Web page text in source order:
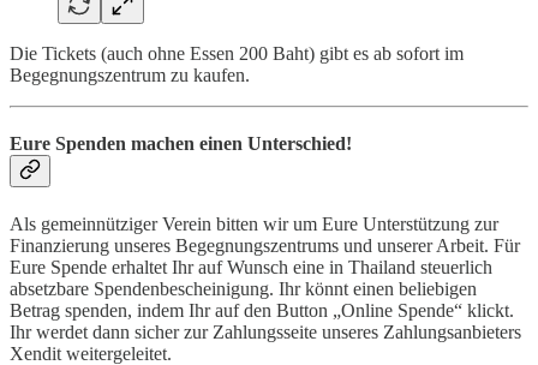
Die Tickets (auch ohne Essen 200 Baht) gibt es ab sofort im
Begegnungszentrum zu kaufen.
Eure Spenden machen einen Unterschied!
Als gemeinnütziger Verein bitten wir um Eure Unterstützung zur
Finanzierung unseres Begegnungszentrums und unserer Arbeit. Für
Eure Spende erhaltet Ihr auf Wunsch eine in Thailand steuerlich
absetzbare Spendenbescheinigung. Ihr könnt einen beliebigen
Betrag spenden, indem Ihr auf den Button „Online Spende“ klickt.
Ihr werdet dann sicher zur Zahlungsseite unseres Zahlungsanbieters
Xendit weitergeleitet.